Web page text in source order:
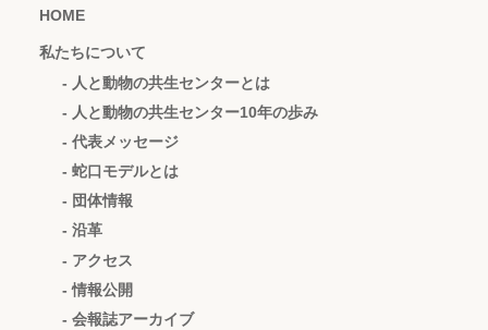
HOME
私たちについて
- 人と動物の共生センターとは
- 人と動物の共生センター10年の歩み
- 代表メッセージ
- 蛇口モデルとは
- 団体情報
- 沿革
- アクセス
- 情報公開
- 会報誌アーカイブ